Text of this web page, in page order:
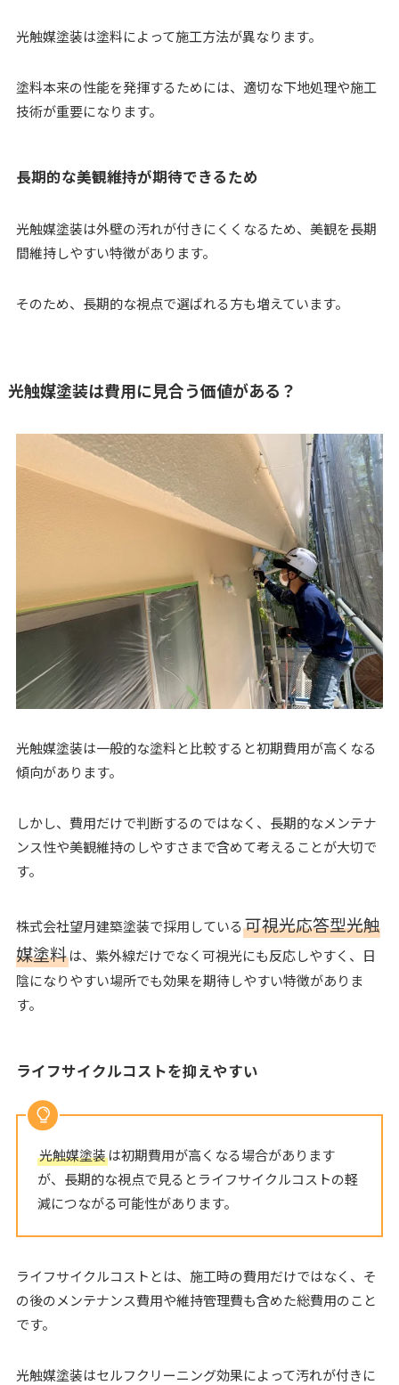
光触媒塗装は塗料によって施工方法が異なります。
塗料本来の性能を発揮するためには、適切な下地処理や施工
技術が重要になります。
長期的な美観維持が期待できるため
光触媒塗装は外壁の汚れが付きにくくなるため、美観を長期
間維持しやすい特徴があります。
そのため、長期的な視点で選ばれる方も増えています。
光触媒塗装は費用に見合う価値がある？
光触媒塗装は一般的な塗料と比較すると初期費用が高くなる
傾向があります。
しかし、費用だけで判断するのではなく、長期的なメンテナ
ンス性や美観維持のしやすさまで含めて考えることが大切で
す。
株式会社望月建築塗装で採用している 可視光応答型光触
媒塗料は、紫外線だけでなく可視光にも反応しやすく、日
陰になりやすい場所でも効果を期待しやすい特徴がありま
す。
ライフサイクルコストを抑えやすい
光触媒塗装は初期費用が高くなる場合があります
が、長期的な視点で見るとライフサイクルコストの軽
減につながる可能性があります。
ライフサイクルコストとは、施工時の費用だけではなく、そ
の後のメンテナンス費用や維持管理費も含めた総費用のこと
です。
光触媒塗装はセルフクリーニング効果によって汚れが付きに